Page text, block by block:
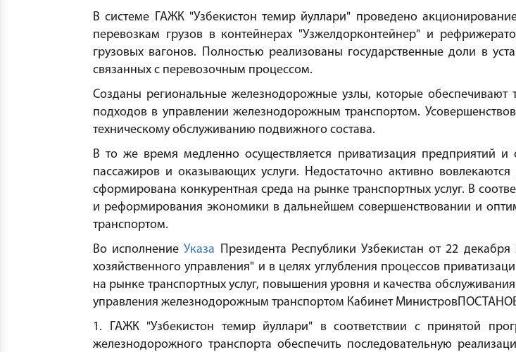
В системе ГАЖК "Узбекистон темир йуллари" проведено
перевозкам грузов в контейнерах "Узжелдорконтейнер" и
грузовых вагонов. Полностью реализованы государственные доли в
связанных с перевозочным процессом.
Созданы региональные железнодорожные узлы, которые обеспечивают
подходов в управлении железнодорожным транспортом.
техническому обслуживанию подвижного состава.
В то же время медленно осуществляется приватизация предприятий
пассажиров и оказывающих услуги. Недостаточно активно
сформирована конкурентная среда на рынке транспортных услуг. В
и реформирования экономики в дальнейшем совершенствовании и
транспортом.
Во исполнениеУказа Президента Республики Узбекистан от 22
хозяйственного управления" и в целях углубления процессов
на рынке транспортных услуг, повышения уровня и качества
управления железнодорожным транспортом Кабинет
1. ГАЖК "Узбекистон темир йуллари" в соответствии с принятой
железнодорожного транспорта обеспечить последовательную